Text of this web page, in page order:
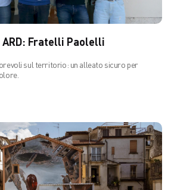
Fratelli Paolelli
sul territorio: un alleato sicuro per